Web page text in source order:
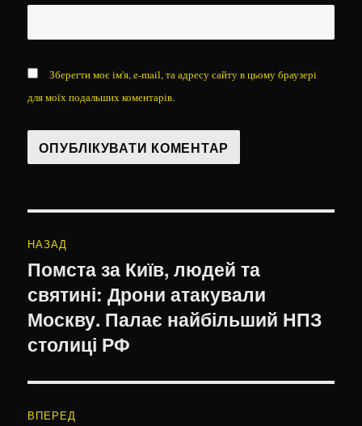
Зберегти моє ім'я, e-mail, та адресу сайту в цьому браузері
для моїх подальших коментарів.
записів
НАЗАД
Попередній
запис:
Помста за Київ, людей та
святині: Дрони атакували
Москву. Палає найбільший НПЗ
столиці РФ
ВПЕРЕД